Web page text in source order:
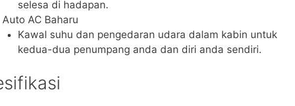
selesa di hadapan.
Auto AC Baharu
Kawal suhu dan pengedaran udara dalam kabin untuk
kedua-dua penumpang anda dan diri anda sendiri.